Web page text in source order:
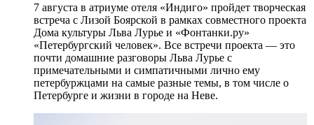
7 августа в атриуме отеля «Индиго» пройдет творческая
встреча с Лизой Боярской в рамках совместного проекта
Дома культуры Льва Лурье и «Фонтанки.ру»
«Петербургский человек». Все встречи проекта — это
почти домашние разговоры Льва Лурье с
примечательными и симпатичными лично ему
петербуржцами на самые разные темы, в том числе о
Петербурге и жизни в городе на Неве.